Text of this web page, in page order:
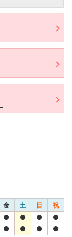
金 土 日 祝